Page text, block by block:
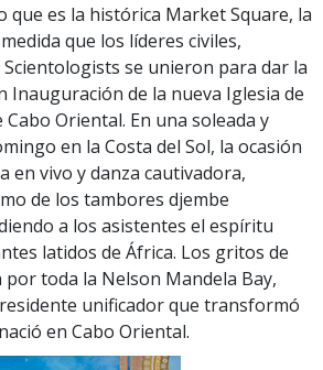
que es la histórica Market Square, la
que los líderes civiles,
se unieron para dar la
Inauguración de la nueva Iglesia de
Oriental. En una soleada y
en la Costa del Sol, la ocasión
en vivo y danza cautivadora,
de los tambores djembe
a los asistentes el espíritu
latidos de África. Los gritos de
toda la Nelson Mandela Bay,
unificador que transformó
en Cabo Oriental.